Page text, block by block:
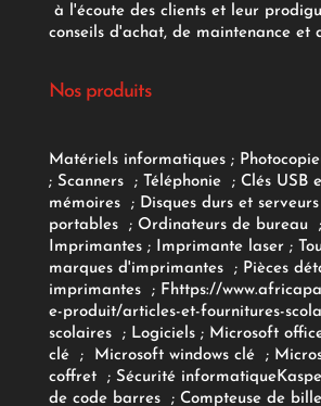
à l'écoute des clients et leur
conseils d'achat, de maintenance et
Nos produits
Matériels informatiques;
; Scanners ; Téléphonie ; Clés USB
mémoires
; Disques durs et
portables
; Ordinateurs de bureau ;
Imprimantes;Imprimante laser;
marques d'imprimantes
; Pièces
imprimantes
; Fhttps://
e-produit/articles-et-fournitures-
scolaires; Logiciels ; Microsoft
clé
; Microsoft windows clé;
coffret ; Sécurité informatique
de code barres
; Compteuse de